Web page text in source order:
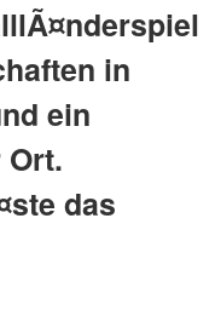
in
ein
das